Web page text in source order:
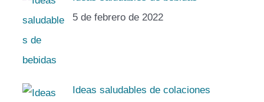
5 de febrero de 2022
Ideas saludables de colaciones